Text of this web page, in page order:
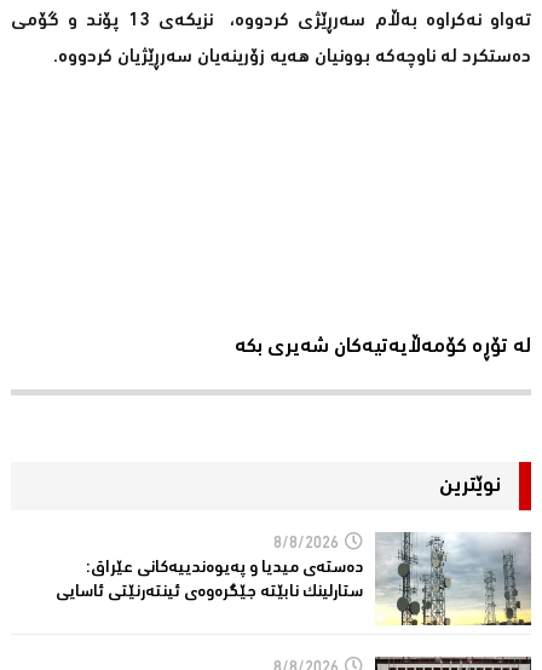
ته‌واو نه‌كراوه‌ به‌ڵام سه‌رڕێژی كردووه‌، نزیكه‌ی 13 پۆند و گۆمی
ده‌ستكرد له‌ ناوچه‌كه‌ بوونیان هه‌یه‌ زۆرینه‌یان سه‌رڕێژیان كردووه‌.
لە تۆڕە کۆمەڵایەتیەکان شەیری بکە
نوێترین
8/8/2026
دەستەی میدیا و پەیوەندییەكانی عێراق:
ستارلینك نابێتە جێگرەوەی ئینتەرنێتی ئاسایی